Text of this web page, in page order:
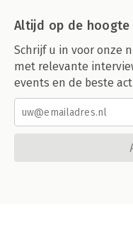
Altijd op de hoogte
Schrijf u in voor onze
met relevante
events en de beste